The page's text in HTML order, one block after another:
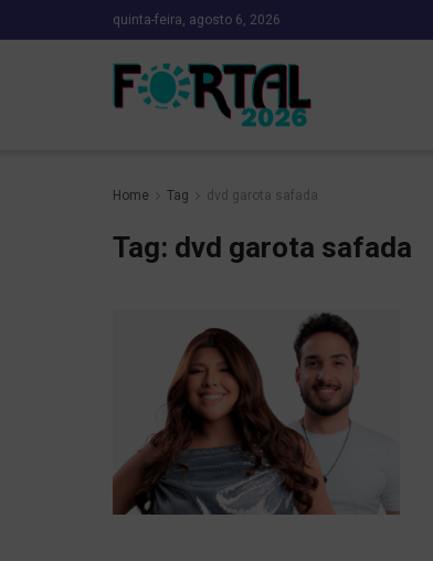
quinta-feira, agosto 6, 2026
Home Tag dvd garota safada
Tag: dvd garota safada